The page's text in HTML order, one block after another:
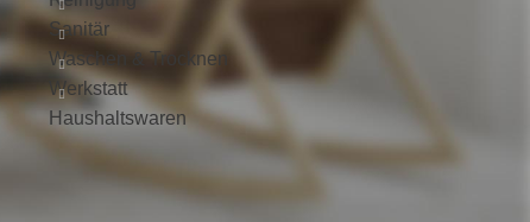
Sanitär
Waschen & Trocknen
Werkstatt
Haushaltswaren